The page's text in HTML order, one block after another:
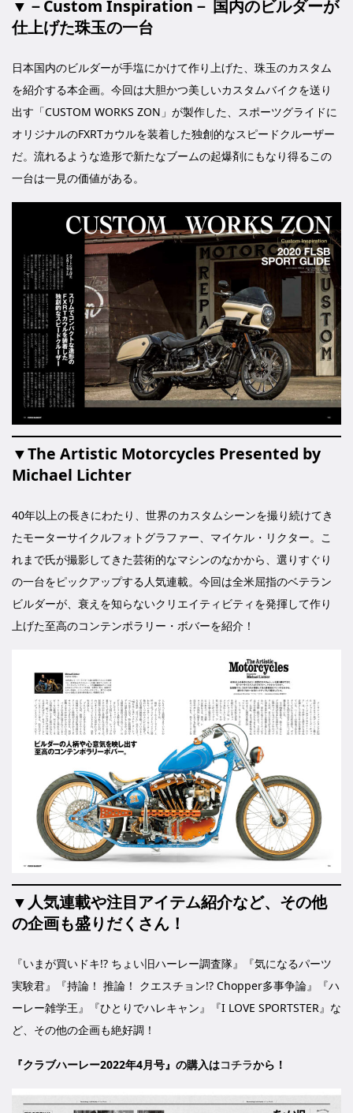
▼－Custom Inspiration－ 国内のビルダーが
仕上げた珠玉の一台
日本国内のビルダーが手塩にかけて作り上げた、珠玉のカスタム
を紹介する本企画。今回は大胆かつ美しいカスタムバイクを送り
出す「CUSTOM WORKS ZON」が製作した、スポーツグライドに
オリジナルのFXRTカウルを装着した独創的なスピードクルーザー
だ。流れるような造形で新たなブームの起爆剤にもなり得るこの
一台は一見の価値がある。
▼The Artistic Motorcycles Presented by
Michael Lichter
40年以上の長きにわたり、世界のカスタムシーンを撮り続けてき
たモーターサイクルフォトグラファー、マイケル・リクター。こ
れまで氏が撮影してきた芸術的なマシンのなかから、選りすぐり
の一台をピックアップする人気連載。今回は全米屈指のベテラン
ビルダーが、衰えを知らないクリエイティビティを発揮して作り
上げた至高のコンテンポラリー・ボバーを紹介！
▼人気連載や注目アイテム紹介など、その他
の企画も盛りだくさん！
『いまが買いドキ!? ちょい旧ハーレー調査隊』『気になるパーツ
実験君』『持論！ 推論！ クエスチョン!? Chopper多事争論』『ハ
ーレー雑学王』『ひとりでハレキャン』『I LOVE SPORTSTER』な
ど、その他の企画も絶好調！
『クラブハーレー2022年4月号』の購入はコチラから！